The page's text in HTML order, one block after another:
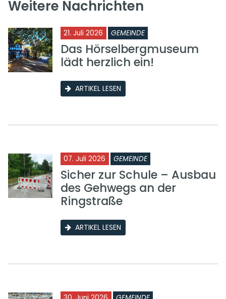
Weitere Nachrichten
21. Juli 2026 GEMEINDE
Das Hörselbergmuseum
lädt herzlich ein!
ARTIKEL LESEN
07. Juli 2026 GEMEINDE
Sicher zur Schule – Ausbau
des Gehwegs an der
Ringstraße
ARTIKEL LESEN